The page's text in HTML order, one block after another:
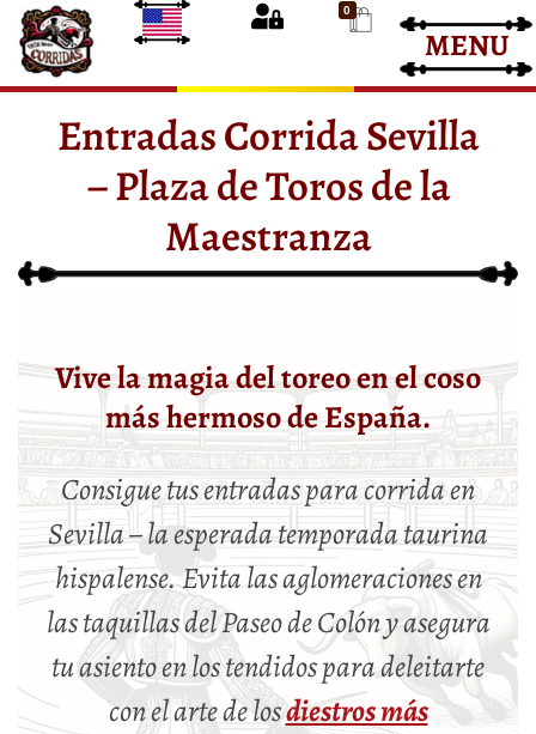
Entradas Corrida de Toros
Entradas Toros
MENU
0
Entradas Corrida Sevilla
– Plaza de Toros de la
Maestranza
Vive la magia del toreo en el coso
más hermoso de España.
Consigue tus entradas para corrida en
Sevilla – la esperada temporada taurina
hispalense. Evita las aglomeraciones en
las taquillas del Paseo de Colón y asegura
tu asiento en los tendidos para deleitarte
con el arte de losdiestros más